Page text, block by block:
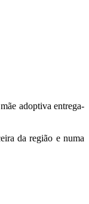
adoptiva entrega-
da região e numa